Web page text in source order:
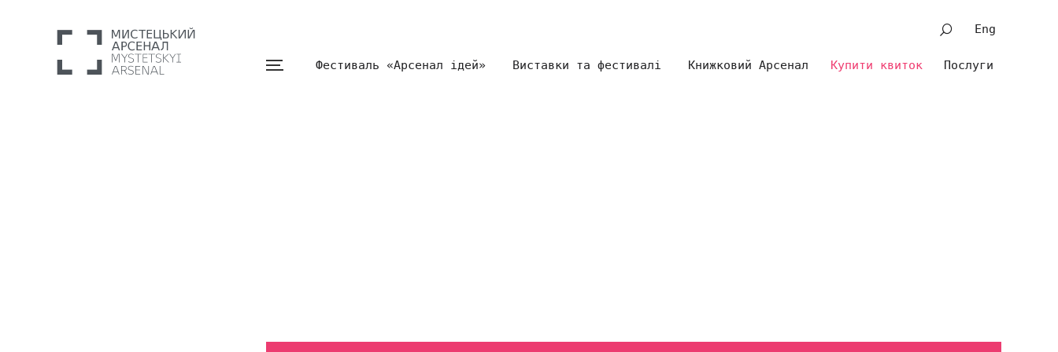
Eng
Фестиваль «Арсенал ідей» Виставки та фестивалі Книжковий Арсенал Послуги
Купити квиток